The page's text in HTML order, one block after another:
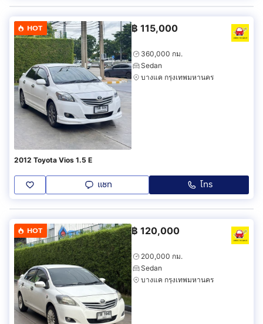
HOT ฿ 115,000
360,000 กม.
Sedan
บางแค กรุงเทพมหานคร
2012 Toyota Vios 1.5 E
แชท โทร
HOT ฿ 120,000
200,000 กม.
Sedan
บางแค กรุงเทพมหานคร